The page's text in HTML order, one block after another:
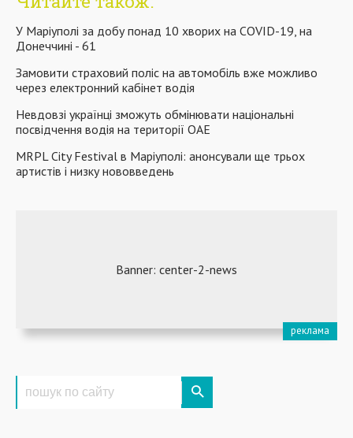
У Маріуполі за добу понад 10 хворих на COVID-19, на
Донеччині - 61
Замовити страховий поліс на автомобіль вже можливо
через електронний кабінет водія
Невдовзі українці зможуть обмінювати національні
посвідчення водія на території ОАЕ
MRPL City Festival в Маріуполі: анонсували ще трьох
артистів і низку нововведень